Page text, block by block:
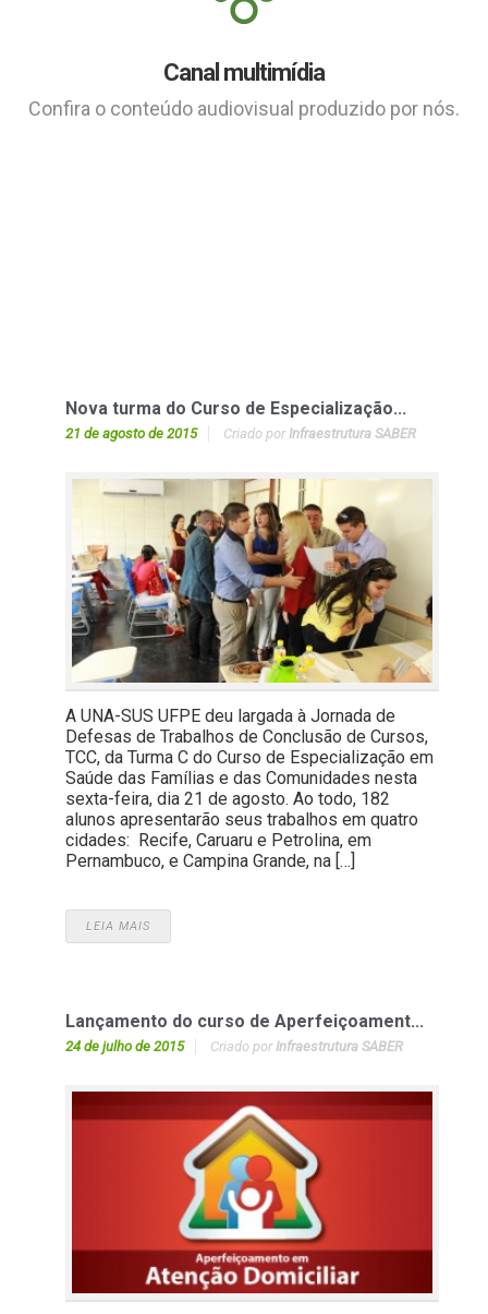
Canal multimídia
Confira o conteúdo audiovisual produzido por nós.
Nova turma do Curso de Especialização...
21 de agosto de 2015 Criado porInfraestrutura SABER
A UNA-SUS UFPE deu largada à Jornada de
Defesas de Trabalhos de Conclusão de Cursos,
TCC, da Turma C do Curso de Especialização em
Saúde das Famílias e das Comunidades nesta
sexta-feira, dia 21 de agosto. Ao todo, 182
alunos apresentarão seus trabalhos em quatro
cidades: Recife, Caruaru e Petrolina, em
Pernambuco, e Campina Grande, na […]
LEIA MAIS
Lançamento do curso de Aperfeiçoament...
24 de julho de 2015 Criado por Infraestrutura SABER